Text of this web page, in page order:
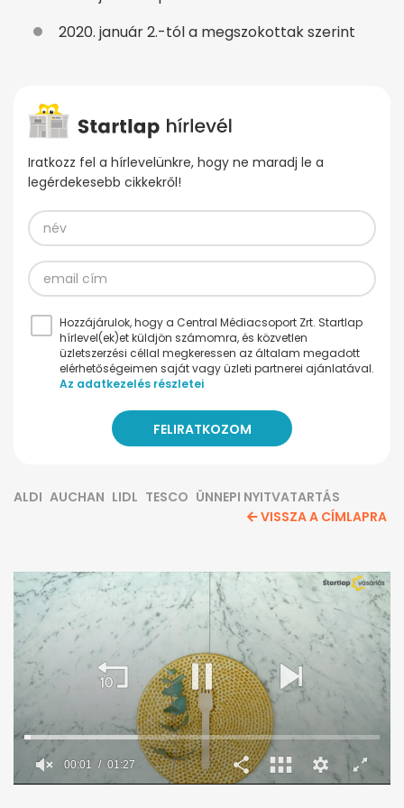
2020. január 2.-tól a megszokottak szerint
Iratkozz fel a hírlevelünkre, hogy ne maradj le a
legérdekesebb cikkekről!
Hozzájárulok, hogy a Central Médiacsoport Zrt. Startlap
hírlevel(ek)et küldjön számomra, és közvetlen
üzletszerzési céllal megkeressen az általam megadott
elérhetőségeimen saját vagy üzleti partnerei ajánlatával.
Az adatkezelés részletei
ALDI AUCHAN LIDL TESCO ÜNNEPI NYITVATARTÁS
VISSZA A CÍMLAPRA
00:02 01:27